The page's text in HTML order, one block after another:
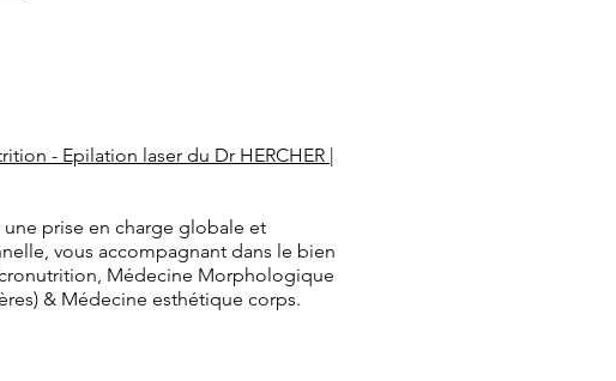
- Epilation laser du Dr HERCHER |
prise en charge globale et
vous accompagnant dans le bien
Médecine Morphologique
& Médecine esthétique corps.